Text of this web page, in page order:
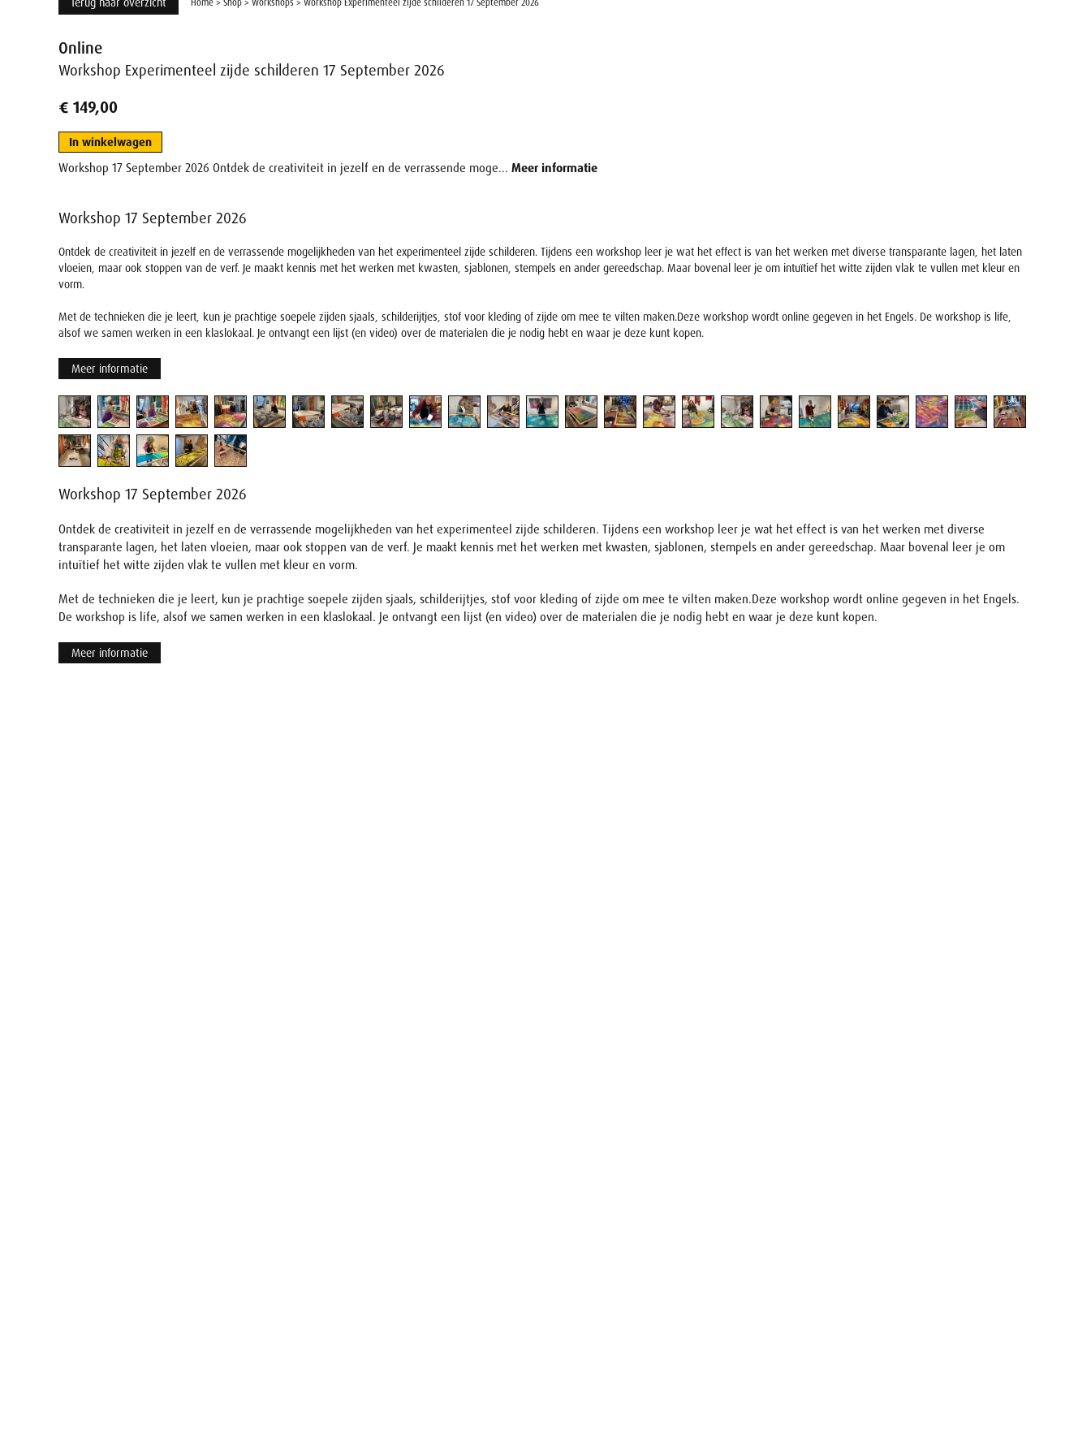
Home > Shop > Workshops > Workshop Experimenteel zijde schilderen 17 September 2026
Online
Workshop Experimenteel zijde schilderen 17 September 2026
€ 149,00
In winkelwagen
Workshop 17 September 2026 Ontdek de creativiteit in jezelf en de verrassende moge... Meer informatie
Workshop 17 September 2026
Ontdek de creativiteit in jezelf en de verrassende mogelijkheden van het experimenteel zijde schilderen. Tijdens een workshop leer je wat het effect is van het werken met diverse transparante lagen, het laten
vloeien, maar ook stoppen van de verf. Je maakt kennis met het werken met kwasten, sjablonen, stempels en ander gereedschap. Maar bovenal leer je om intuïtief het witte zijden vlak te vullen met kleur en
vorm.
Met de technieken die je leert, kun je prachtige soepele zijden sjaals, schilderijtjes, stof voor kleding of zijde om mee te vilten maken.Deze workshop wordt online gegeven in het Engels. De workshop is life,
alsof we samen werken in een klaslokaal. Je ontvangt een lijst (en video) over de materialen die je nodig hebt en waar je deze kunt kopen.
Meer informatie
Workshop 17 September 2026
Ontdek de creativiteit in jezelf en de verrassende mogelijkheden van het experimenteel zijde schilderen. Tijdens een workshop leer je wat het effect is van het werken met diverse
transparante lagen, het laten vloeien, maar ook stoppen van de verf. Je maakt kennis met het werken met kwasten, sjablonen, stempels en ander gereedschap. Maar bovenal leer je om
intuïtief het witte zijden vlak te vullen met kleur en vorm.
Met de technieken die je leert, kun je prachtige soepele zijden sjaals, schilderijtjes, stof voor kleding of zijde om mee te vilten maken.Deze workshop wordt online gegeven in het Engels.
De workshop is life, alsof we samen werken in een klaslokaal. Je ontvangt een lijst (en video) over de materialen die je nodig hebt en waar je deze kunt kopen.
Meer informatie